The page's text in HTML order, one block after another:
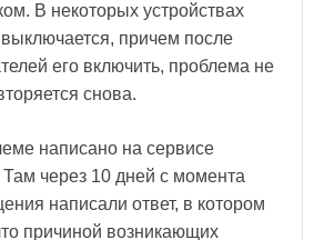
В некоторых устройствах
причем после
его включить, проблема не
снова.
написано на сервисе
через 10 дней с момента
написали ответ, в котором
причиной возникающих